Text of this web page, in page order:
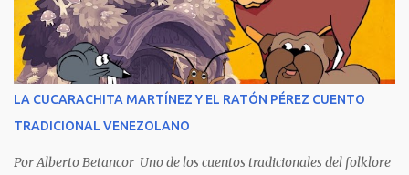
extraordinario contenido y detalla, cambiando los nombres de los
personajes, cuatro crímenes que conmocionaron a la sociedad
venezolana y cuyos presuntos autores quedaron en libertad, pese a
tener la policía pruebas e indicios suficientes de culpabilidad. La
porque refleja los males del poder judicial y de la sociedad
venezolana, tráfico...
LA CUCARACHITA MARTÍNEZ Y EL RATÓN PÉREZ CUENTO
TRADICIONAL VENEZOLANO
Por Alberto Betancor Uno de los cuentos tradicionales del folklore